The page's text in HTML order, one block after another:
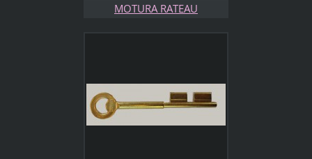
MOTURA RATEAU